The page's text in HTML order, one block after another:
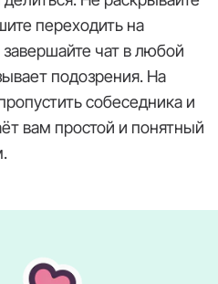
переходить на
чат в любой
подозрения. На
собеседника и
вам простой и понятный